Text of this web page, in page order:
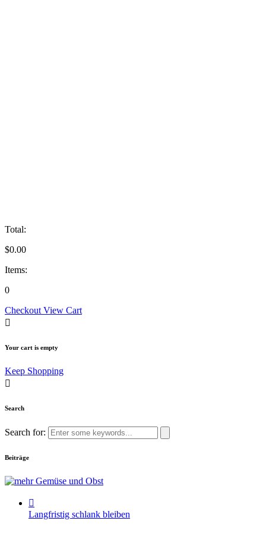
Total:
$0.00
Items:
0
Checkout View Cart
Your cart is empty
Keep Shopping
Search
Search for:
Beiträge
Langfristig schlank bleiben